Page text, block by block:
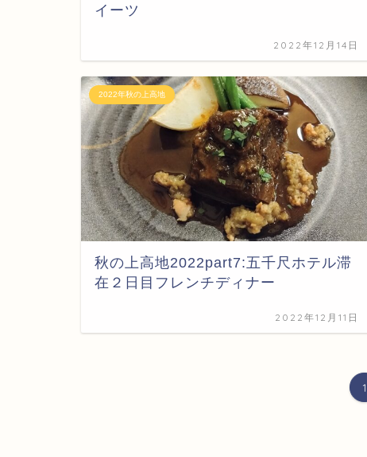
イーツ
2022年12月14日
2022年秋の上高地
秋の上高地2022part7:五千尺ホテル滞
在２日目フレンチディナー
2022年12月11日
1